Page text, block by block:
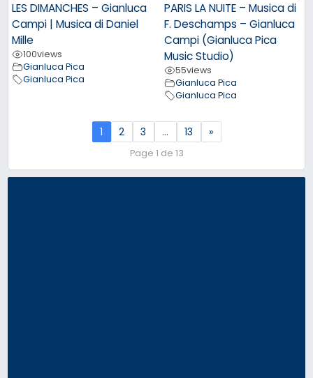
LES DIMANCHES – Gianluca
Campi | Musica di Daniel
Mille
100views
Gianluca Pica
Gianluca Pica
PARIS LA NUITE – Musica di
F. Deschamps – Gianluca
Campi (Gianluca Pica
Music Studio)
55views
Gianluca Pica
Gianluca Pica
1 2 3 … 13 »
Page 1 de 13